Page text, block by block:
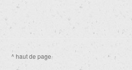
^ haut de page